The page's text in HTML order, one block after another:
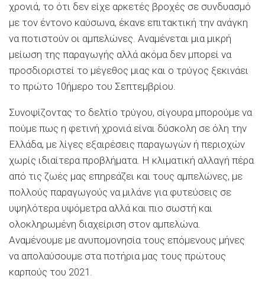
χρονιά, το ότι δεν είχε αρκετές βροχές σε συνδυασμό
με τον έντονο καύσωνα, έκανε επιτακτική την ανάγκη
να ποτιστούν οι αμπελώνες. Αναμένεται μια μικρή
μείωση της παραγωγής αλλά ακόμα δεν μπορεί να
προσδιοριστεί το μέγεθος μιας και ο τρύγος ξεκινάει
το πρώτο 10ήμερο του Σεπτεμβρίου.
Συνοψίζοντας το δελτίο τρύγου, σίγουρα μπορούμε να
πούμε πως η φετινή χρονιά είναι δύσκολη σε όλη την
Ελλάδα, με λίγες εξαιρέσεις παραγωγών ή περιοχών
χωρίς ιδιαίτερα προβλήματα. Η κλιματική αλλαγή πέρα
από τις ζωές μας επηρεάζει και τους αμπελώνες, με
πολλούς παραγωγούς να μιλάνε για φυτεύσεις σε
υψηλότερα υψόμετρα αλλά και πιο σωστή και
ολοκληρωμένη διαχείριση στον αμπελώνα.
Αναμένουμε με ανυπομονησία τους επόμενους μήνες
να απολαύσουμε στα ποτήρια μας τους πρώτους
καρπούς του 2021.